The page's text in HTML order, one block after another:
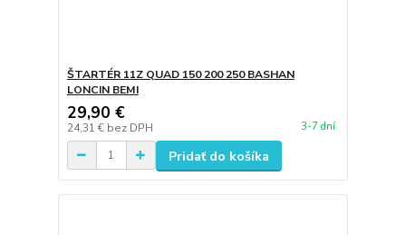
ŠTARTÉR 11Z QUAD 150 200 250 BASHAN
LONCIN BEMI
29,90 €
24,31 € bez DPH 3-7 dní
Pridať do košíka